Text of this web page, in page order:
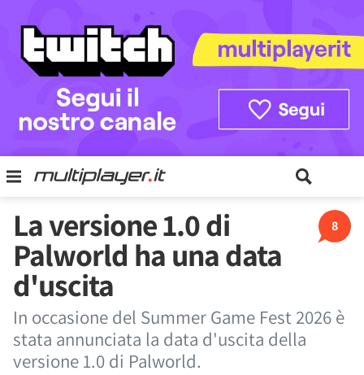
8
La versione 1.0 di
Palworld ha una data
d'uscita
In occasione del Summer Game Fest 2026 è
stata annunciata la data d'uscita della
versione 1.0 di Palworld.